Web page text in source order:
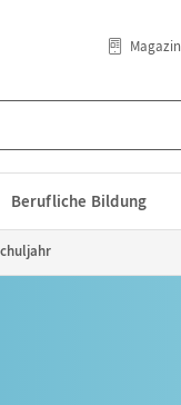
Magazin
Berufliche Bildung